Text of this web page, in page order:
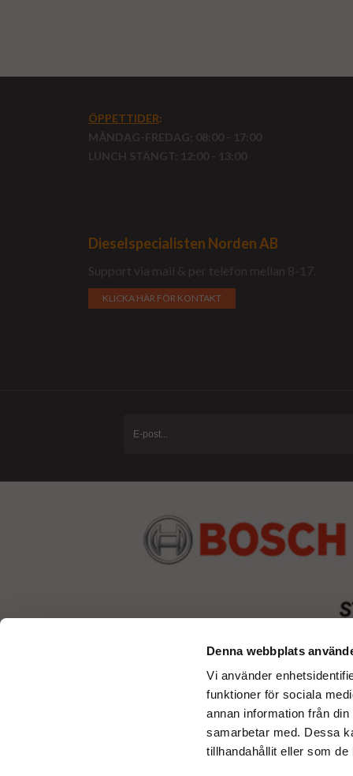
Denna webbplats
Vi använder
funktioner för sociala
annan information från
samarbetar med. Dessa
tillhandahållit eller som
ÖPPETTIDER:
MÅNDAG-FREDAG: 08:00 - 17:00
LUNCH STÄNGT: 12:00 - 13:00
Dieselspecialisten Norden AB
Support via mail & per telefon mellan 8-17.
KLICKA HÄR FÖR KONTAKT